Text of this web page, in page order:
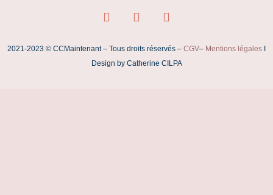
L
i
k
e
d
I
n
t
a
F
a
e
b
2021-2023 © CCMaintenant – Tous droits réservés – CGV– Mentions légales
Design by Catherine CILPA